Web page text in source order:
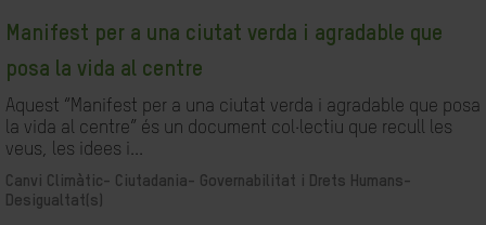
Manifest per a una ciutat verda i agradable que
posa la vida al centre
Aquest “Manifest per a una ciutat verda i agradable que posa
la vida al centre” és un document col·lectiu que recull les
veus, les idees i...
Canvi Climàtic-
Ciutadania- Governabilitat i Drets Humans-
Desigualtat(s)